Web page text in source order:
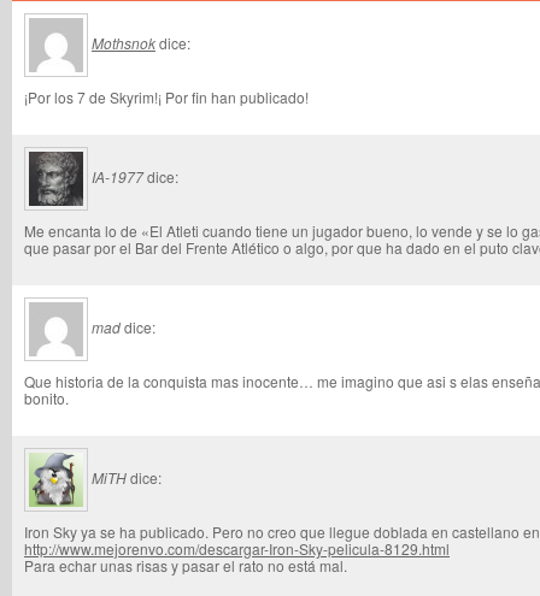
Mothsnokdice:
¡Por los 7 de Skyrim!¡ Por fin han publicado!
IA-1977dice:
Me encanta lo de «El Atleti cuando tiene un jugador bueno, lo vende y se lo
que pasar por el Bar del Frente Atlético o algo, por que ha dado en el puto
maddice:
Que historia de la conquista mas inocente… me imagino que asi s elas
bonito.
MiTHdice:
Iron Sky ya se ha publicado. Pero no creo que llegue doblada en castellano
http://www.mejorenvo.com/descargar-Iron-Sky-pelicula-8129.html
Para echar unas risas y pasar el rato no está mal.